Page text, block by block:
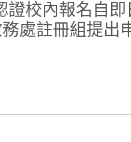
證校內報名自
處註冊組提出